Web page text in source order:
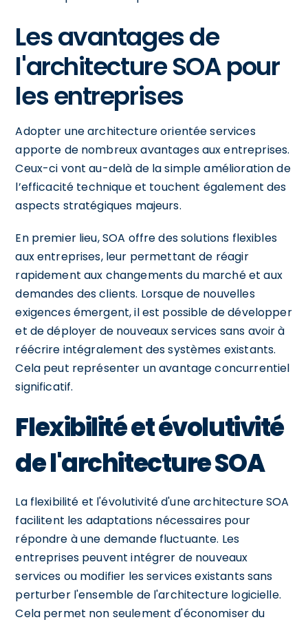
Les avantages de
l'architecture SOA pour
les entreprises
Adopter une architecture orientée services
apporte de nombreux avantages aux entreprises.
Ceux-ci vont au-delà de la simple amélioration de
l’efficacité technique et touchent également des
aspects stratégiques majeurs.
En premier lieu, SOA offre des solutions flexibles
aux entreprises, leur permettant de réagir
rapidement aux changements du marché et aux
demandes des clients. Lorsque de nouvelles
exigences émergent, il est possible de développer
et de déployer de nouveaux services sans avoir à
réécrire intégralement des systèmes existants.
Cela peut représenter un avantage concurrentiel
significatif.
Flexibilité et évolutivité
de l'architecture SOA
La flexibilité et l'évolutivité d'une architecture SOA
facilitent les adaptations nécessaires pour
répondre à une demande fluctuante. Les
entreprises peuvent intégrer de nouveaux
services ou modifier les services existants sans
perturber l'ensemble de l'architecture logicielle.
Cela permet non seulement d'économiser du